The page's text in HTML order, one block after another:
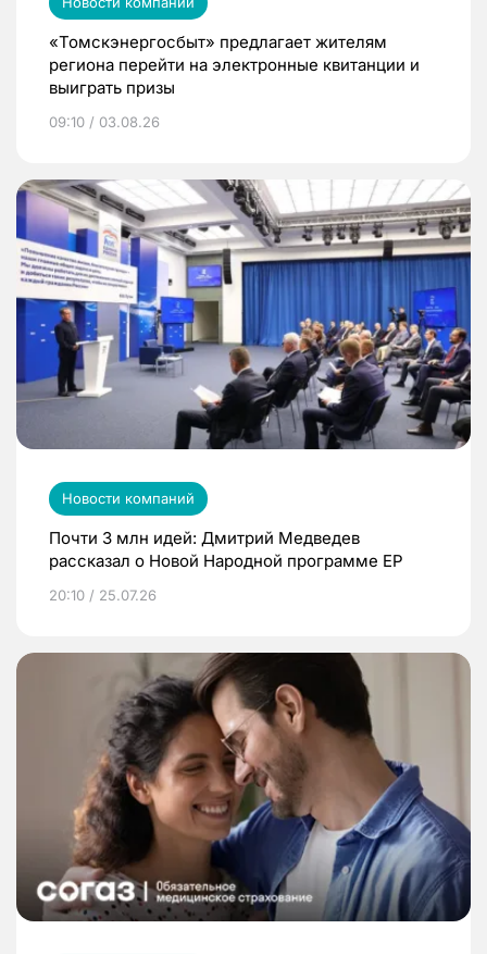
«Томскэнергосбыт» предлагает жителям
региона перейти на электронные квитанции и
выиграть призы
09:10 / 03.08.26
Новости компаний
Почти 3 млн идей: Дмитрий Медведев
рассказал о Новой Народной программе ЕР
20:10 / 25.07.26